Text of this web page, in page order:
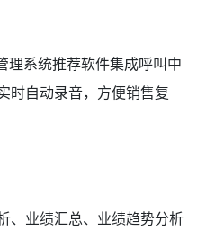
理系统推荐软件集成呼叫中
时自动录音，方便销售复
、业绩汇总、业绩趋势分析